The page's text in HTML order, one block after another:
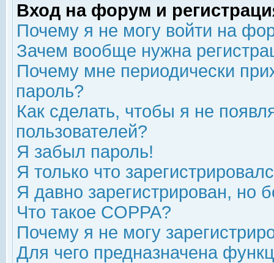
Вход на форум и
Почему я не могу войти на
Зачем вообще нужна
Почему мне периодически
пароль?
Как сделать, чтобы я не
пользователей?
Я забыл пароль!
Я только что
Я давно зарегистрирован, но
Что такое COPPA?
Почему я не могу
Для чего предназначена